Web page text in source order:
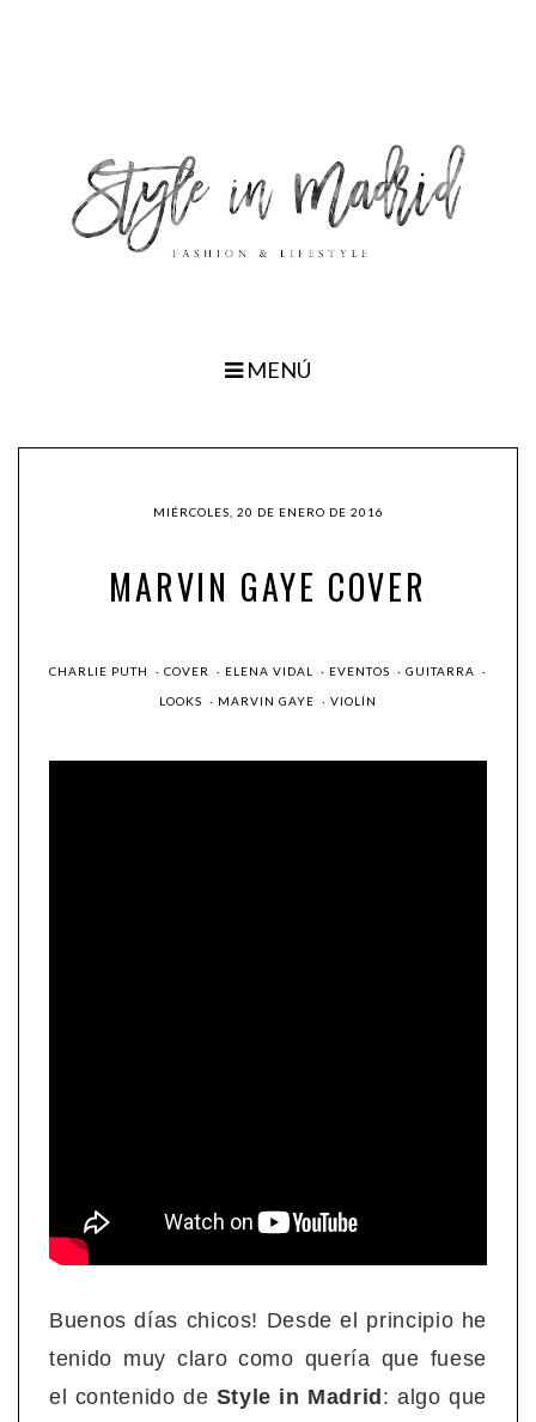
MENÚ
MIÉRCOLES, 20 DE ENERO DE 2016
MARVIN GAYE COVER
CHARLIE PUTH · COVER · ELENA VIDAL · EVENTOS · GUITARRA ·
LOOKS · MARVIN GAYE · VIOLÍN
Buenos días chicos! Desde el principio he
tenido muy claro como quería que fuese
el contenido de Style in Madrid : algo que